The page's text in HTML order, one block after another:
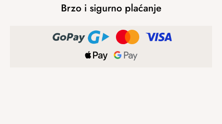
Brzo i sigurno plaćanje